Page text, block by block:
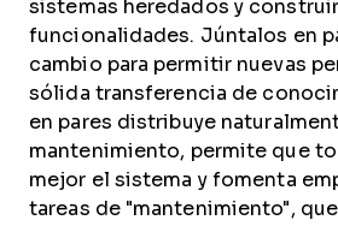
sistemas heredados y
funcionalidades. Júntalos en
cambio para permitir nuevas
sólida transferencia de
en pares distribuye
mantenimiento, permite que
mejor el sistema y fomenta
tareas de "mantenimiento",